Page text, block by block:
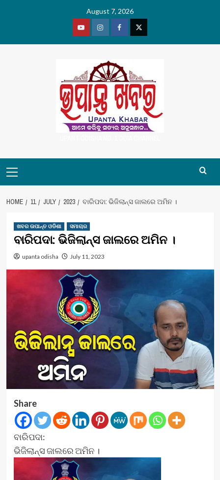
August 7, 2026
YoutubeVimeoFacebookTwitter
Menu
HOME 11 JULY 2023 ବାରିପଦା: ଭିଜିଲାନ୍ସ ଜାଲରେ ଅମିନ ।
ଖବର ଉପାନ୍ତ ଓଡିଶା ସମାଚାର
ବାରିପଦା: ଭିଜିଲାନ୍ସ ଜାଲରେ ଅମିନ ।
upanta odisha July 11, 2023
Share
ବାରିପଦା:
ଭିଜିଲାନ୍ସ ଜାଲରେ ଅମିନ ।